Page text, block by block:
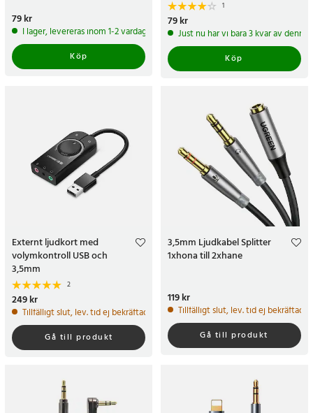
Pris:
79 kr
I lager, levereras inom 1-2 vardagar
Köp
1
Pris:
79 kr
Just nu har vi bara 3 kvar av denna
Köp
Externt ljudkort med
volymkontroll USB och
3,5mm
2
Pris:249 kr
249 kr
Tillfälligt slut, lev. tid ej bekräftad.
Gå till produkt
3,5mm Ljudkabel Splitter
1xhona till 2xhane
Pris:119 kr
119 kr
Tillfälligt slut, lev. tid ej bekräftad.
Gå till produkt